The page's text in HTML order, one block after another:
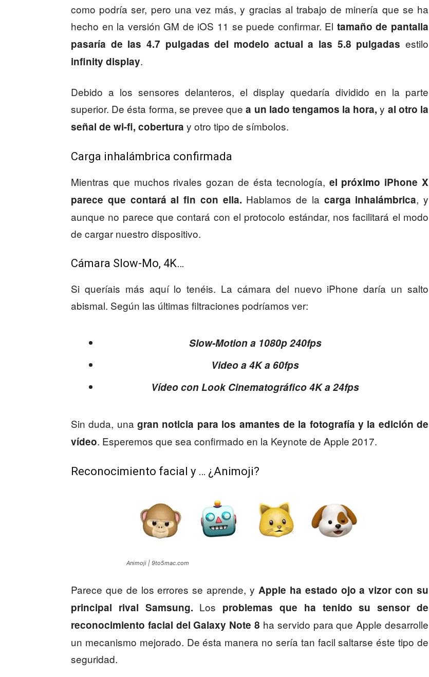
como podría ser, pero una vez más, y gracias al trabajo de minería que se ha
hecho en la versión GM de iOS 11 se puede confirmar. El tamaño de pantalla
pasaría de las 4.7 pulgadas del modelo actual a las 5.8 pulgadas estilo
infinity display.
Debido a los sensores delanteros, el display quedaría dividido en la parte
superior. De ésta forma, se prevee quea un lado tengamos la hora, y al otro la
señal de wi-fi, cobertura y otro tipo de símbolos.
Carga inhalámbrica confirmada
Mientras que muchos rivales gozan de ésta tecnología, el próximo iPhone X
parece que contará al fin con ella. Hablamos de la carga inhalámbrica, y
aunque no parece que contará con el protocolo estándar, nos facilitará el modo
de cargar nuestro dispositivo.
Cámara Slow-Mo, 4K…
Si queríais más aquí lo tenéis. La cámara del nuevo iPhone daría un salto
abismal. Según las últimas filtraciones podríamos ver:
Slow-Motion a 1080p 240fps
Video a 4K a 60fps
Vídeo con Look Cinematográfico 4K a 24fps
Sin duda, unagran noticia para los amantes de la fotografía y la edición de
vídeo. Esperemos que sea confirmado en la Keynote de Apple 2017.
Reconocimiento facial y … ¿Animoji?
Animoji | 9to5mac.com
Parece que de los errores se aprende, y Apple ha estado ojo a vizor con su
principal rival Samsung. Los problemas que ha tenido su sensor de
reconocimiento facial del Galaxy Note 8 ha servido para que Apple desarrolle
un mecanismo mejorado. De ésta manera no sería tan facil saltarse éste tipo de
seguridad.